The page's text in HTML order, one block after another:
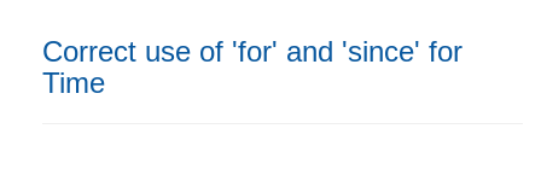
Correct use of 'for' and 'since' for
Time